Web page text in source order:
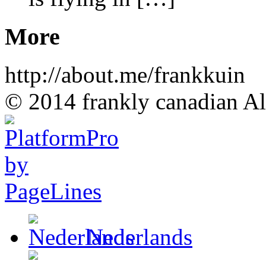
More
http://about.me/frankkuin
© 2014 frankly canadian
Nederlands